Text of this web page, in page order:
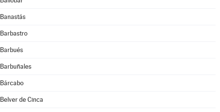
Banastás
Barbastro
Barbués
Barbuñales
Bárcabo
Belver de Cinca